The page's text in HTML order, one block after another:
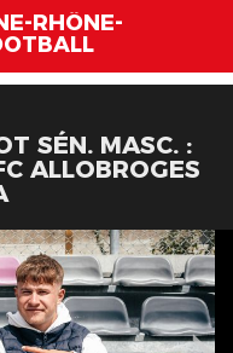
RHÔNE-
SÉN. MASC. :
ALLOBROGES